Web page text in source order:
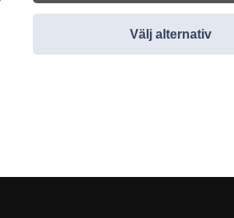
Välj alternativ